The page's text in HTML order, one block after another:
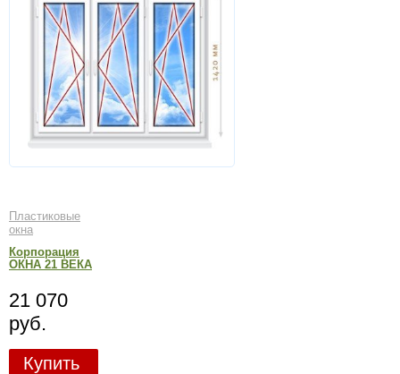
Пластиковые
окна
Корпорация
ОКНА 21 ВЕКА
21 070
руб.
Купить